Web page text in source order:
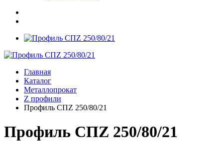
Главная
Каталог
Металлопрокат
Z профили
Профиль СПZ 250/80/21
Профиль СПZ 250/80/21